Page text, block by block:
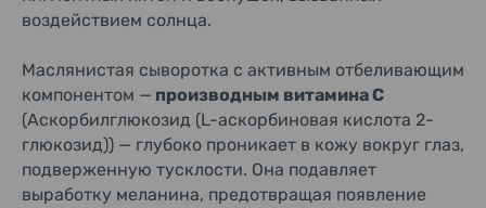
воздействием солнца.
Маслянистая сыворотка с активным отбеливающим
компонентом — производным витамина С
(Аскорбилглюкозид (L-аскорбиновая кислота 2-
глюкозид)) — глубоко проникает в кожу вокруг глаз,
подверженную тусклости. Она подавляет
выработку меланина, предотвращая появление